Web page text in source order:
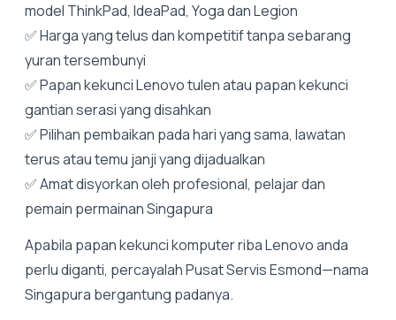
model ThinkPad, IdeaPad, Yoga dan Legion
✅ Harga yang telus dan kompetitif tanpa sebarang
yuran tersembunyi
✅ Papan kekunci Lenovo tulen atau papan kekunci
gantian serasi yang disahkan
✅ Pilihan pembaikan pada hari yang sama, lawatan
terus atau temu janji yang dijadualkan
✅ Amat disyorkan oleh profesional, pelajar dan
pemain permainan Singapura
Apabila papan kekunci komputer riba Lenovo anda
perlu diganti, percayalah Pusat Servis Esmond—nama
Singapura bergantung padanya.